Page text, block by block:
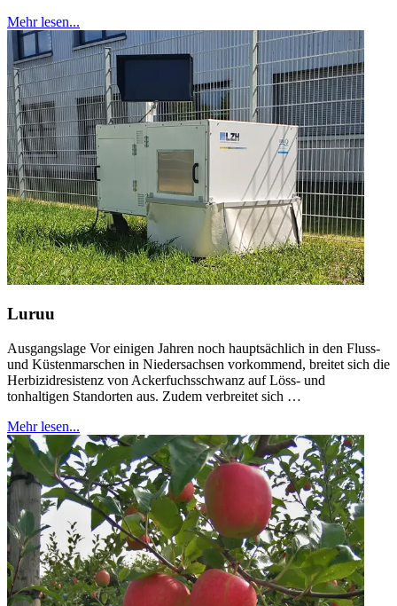
Mehr lesen...
Luruu
Ausgangslage Vor einigen Jahren noch hauptsächlich in den Fluss-
und Küstenmarschen in Niedersachsen vorkommend, breitet sich die
Herbizidresistenz von Ackerfuchsschwanz auf Löss- und
tonhaltigen Standorten aus. Zudem verbreitet sich …
Mehr lesen...